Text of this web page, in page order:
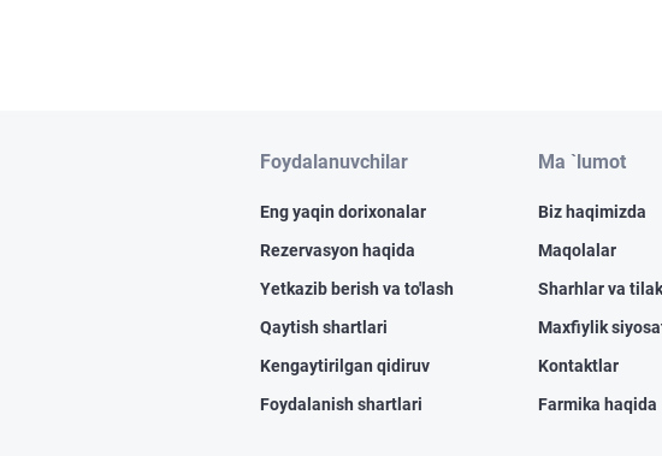
Foydalanuvchilar
Eng yaqin dorixonalar
Rezervasyon haqida
Yetkazib berish va to'lash
Qaytish shartlari
Kengaytirilgan qidiruv
Foydalanish shartlari
Ma `lumot
Biz haqimizda
Maqolalar
Sharhlar va
Maxfiylik
Kontaktlar
Farmika haqida